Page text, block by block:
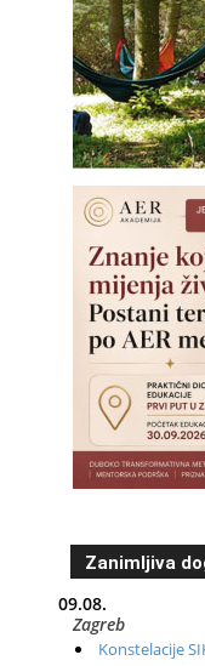
Zanimljiva
09.08.
Zagreb
Konstelacije